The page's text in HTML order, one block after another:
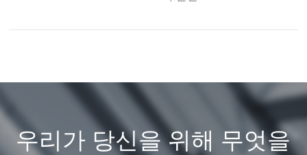
우리가 당신을 위해 무엇을